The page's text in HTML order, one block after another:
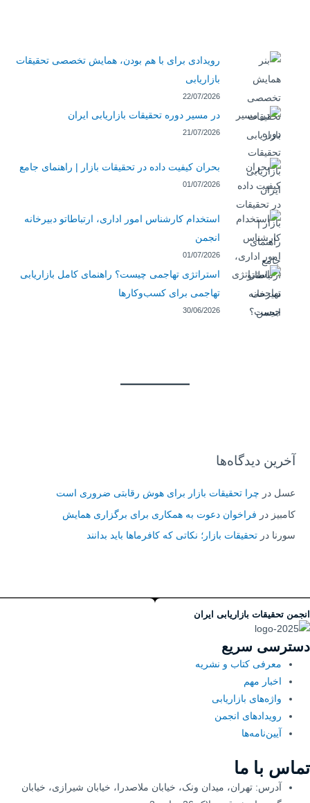
رویدادی برای با هم بودن، همایش تخصصی تحقیقات
بازاریابی
22/07/2026
در مسیر دوره تحقیقات بازاریابی ایران
21/07/2026
بحران کیفیت داده در تحقیقات بازار | راهنمای جامع
01/07/2026
استخدام کارشناس امور اداری، ارتباطاتو دبیرخانه
انجمن
01/07/2026
استراتژی تهاجمی چیست؟ راهنمای کامل بازاریابی
تهاجمی برای کسب‌وکارها
30/06/2026
آخرین دیدگاه‌ها
عسل در چرا تحقیقات بازار برای هوش رقابتی ضروری است
کامبیز در فراخوان دعوت به همکاری برای برگزاری همایش
سورنا درتحقیقات بازار؛ نکاتی که کافرماها باید بدانند
انجمن تحقیقات بازاریابی ایران
دسترسی سریع
معرفی کتاب و نشریه
اخبار مهم
واژه‌های بازاریابی
رویدادهای انجمن
آیین‌نامه‌ها
تماس با ما
آدرس: تهران، میدان ونک، خیابان ملاصدرا، خیابان شیرازی، خیابان